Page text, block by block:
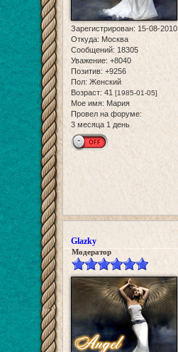
Зарегистрирован: 15-08-2010
Откуда: Москва
Сообщений: 18305
Уважение: +8040
Позитив: +9256
Пол: Женский
Возраст: 41 [1985-01-05]
Мое имя: Мария
Провел на форуме:
3 месяца 1 день
Glazky
Модератор